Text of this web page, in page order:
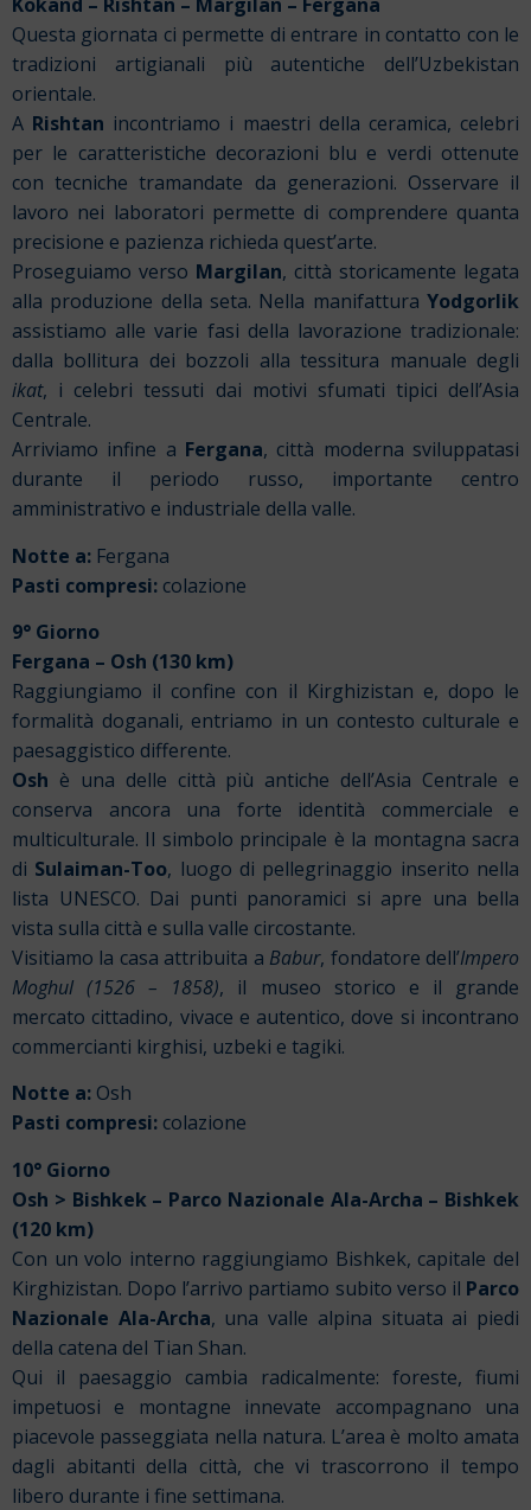
Questa giornata ci permette di entrare in contatto con le
tradizioni artigianali più autentiche dell’Uzbekistan
orientale.
A Rishtan incontriamo i maestri della ceramica, celebri
per le caratteristiche decorazioni blu e verdi ottenute
con tecniche tramandate da generazioni. Osservare il
lavoro nei laboratori permette di comprendere quanta
precisione e pazienza richieda quest’arte.
Proseguiamo verso Margilan, città storicamente legata
alla produzione della seta. Nella manifattura Yodgorlik
assistiamo alle varie fasi della lavorazione tradizionale:
dalla bollitura dei bozzoli alla tessitura manuale degli
ikat, i celebri tessuti dai motivi sfumati tipici dell’Asia
Centrale.
Arriviamo infine a Fergana, città moderna sviluppatasi
durante il periodo russo, importante centro
amministrativo e industriale della valle.
Notte a: Fergana
Pasti compresi: colazione
9° Giorno
Fergana – Osh (130 km)
Raggiungiamo il confine con il Kirghizistan e, dopo le
formalità doganali, entriamo in un contesto culturale e
paesaggistico differente.
Osh è una delle città più antiche dell’Asia Centrale e
conserva ancora una forte identità commerciale e
multiculturale. Il simbolo principale è la montagna sacra
di Sulaiman-Too, luogo di pellegrinaggio inserito nella
lista UNESCO. Dai punti panoramici si apre una bella
vista sulla città e sulla valle circostante.
Visitiamo la casa attribuita a Babur, fondatore dell’Impero
Moghul (1526 – 1858), il museo storico e il grande
mercato cittadino, vivace e autentico, dove si incontrano
commercianti kirghisi, uzbeki e tagiki.
Notte a: Osh
Pasti compresi: colazione
10° Giorno
Osh > Bishkek – Parco Nazionale Ala-Archa – Bishkek
(120 km)
Con un volo interno raggiungiamo Bishkek, capitale del
Kirghizistan. Dopo l’arrivo partiamo subito verso il Parco
Nazionale Ala-Archa, una valle alpina situata ai piedi
della catena del Tian Shan.
Qui il paesaggio cambia radicalmente: foreste, fiumi
impetuosi e montagne innevate accompagnano una
piacevole passeggiata nella natura. L’area è molto amata
dagli abitanti della città, che vi trascorrono il tempo
libero durante i fine settimana.